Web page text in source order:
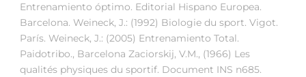
Entrenamiento óptimo. Editorial Hispano Europea.
Barcelona. Weineck, J.: (1992) Biologie du sport. Vigot.
París. Weineck, J.: (2005) Entrenamiento Total.
Paidotribo., Barcelona Zaciorskij, V.M., (1966) Les
qualités physiques du sportif. Document INS n685.